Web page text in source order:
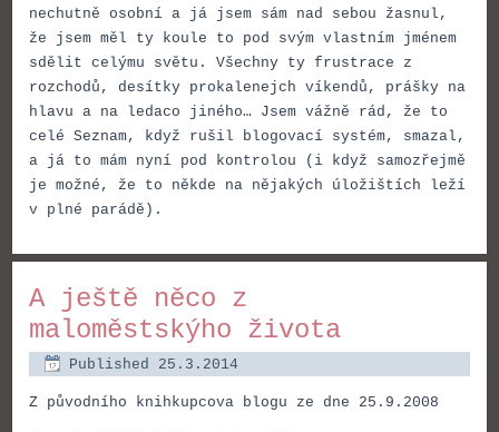
nechutně osobní a já jsem sám nad sebou žasnul,
že jsem měl ty koule to pod svým vlastním jménem
sdělit celýmu světu. Všechny ty frustrace z
rozchodů, desítky prokalenejch víkendů, prášky na
hlavu a na ledaco jiného… Jsem vážně rád, že to
celé Seznam, když rušil blogovací systém, smazal,
a já to mám nyní pod kontrolou (i když samozřejmě
je možné, že to někde na nějakých úložištích leží
v plné parádě).
A ještě něco z
maloměstskýho života
Published 25.3.2014
Z původního knihkupcova blogu ze dne 25.9.2008